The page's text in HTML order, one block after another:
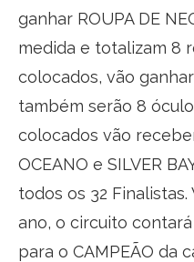
ganhar ROUPA DE
medida e totalizam 8
colocados, vão
também serão 8
colocados vão
OCEANO e SILVER
todos os 32
ano, o circuito
para o CAMPEÃO da